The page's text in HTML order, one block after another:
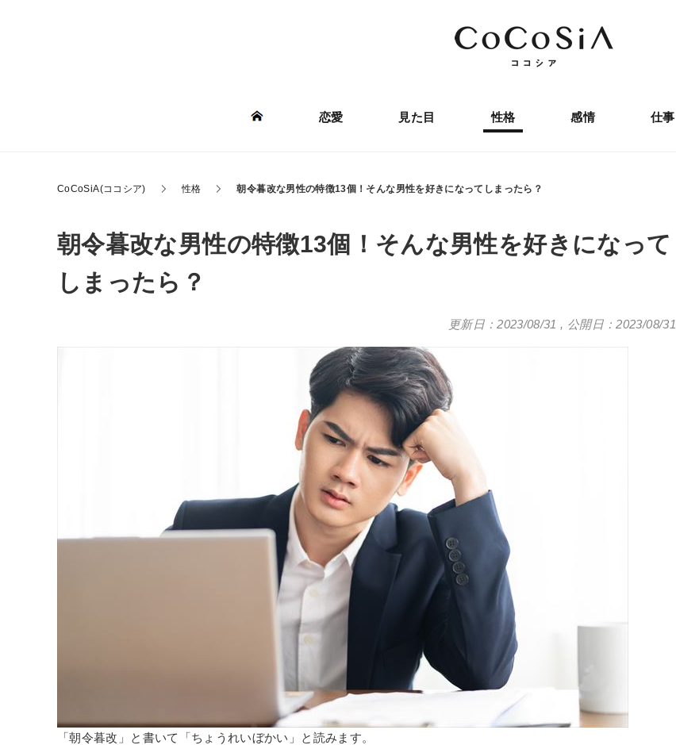
恋愛 見た目 性格 感情 仕事
CoCoSiA(ココシア) 性格 朝令暮改な男性の特徴13個！そんな男性を好きになってしまったら？
朝令暮改な男性の特徴13個！そんな男性を好きになって
しまったら？
更新日：2023/08/31 , 公開日：2023/08/31
「朝令暮改」と書いて「ちょうれいぼかい」と読みます。